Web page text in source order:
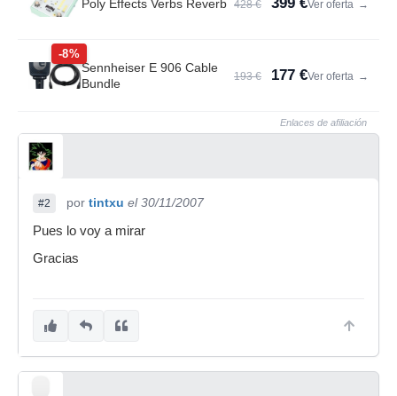
Poly Effects Verbs Reverb 428 € Ver oferta →
-8%
Sennheiser E 906 Cable
Bundle
193 € 177 €Ver oferta →
Enlaces de afiliación
#2 por tintxu el 30/11/2007
Pues lo voy a mirar
Gracias